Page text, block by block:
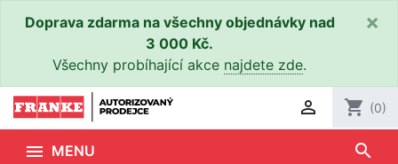
Doprava zdarma na všechny objednávky nad
3 000 Kč.
Všechny probíhající akce najdete zde.
×
 shopping_cart (0)
 MENU search